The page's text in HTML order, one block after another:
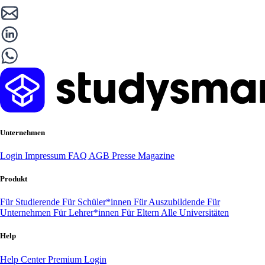
Unternehmen
Login Impressum FAQ AGB Presse Magazine
Produkt
Für Studierende Für Schüler*innen Für Auszubildende Für
Unternehmen Für Lehrer*innen Für Eltern Alle Universitäten
Help
Help CenterPremium Login